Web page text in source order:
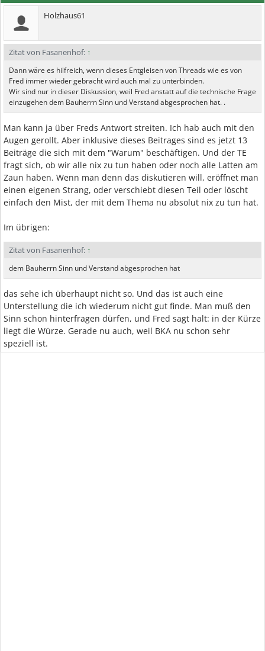
Holzhaus61
Zitat von Fasanenhof: ↑
Dann wäre es hilfreich, wenn dieses Entgleisen von Threads wie es von
Fred immer wieder gebracht wird auch mal zu unterbinden.
Wir sind nur in dieser Diskussion, weil Fred anstatt auf die technische Frage
einzugehen dem Bauherrn Sinn und Verstand abgesprochen hat. .
Man kann ja über Freds Antwort streiten. Ich hab auch mit den
Augen gerollt. Aber inklusive dieses Beitrages sind es jetzt 13
Beiträge die sich mit dem "Warum" beschäftigen. Und der TE
fragt sich, ob wir alle nix zu tun haben oder noch alle Latten am
Zaun haben. Wenn man denn das diskutieren will, eröffnet man
einen eigenen Strang, oder verschiebt diesen Teil oder löscht
einfach den Mist, der mit dem Thema nu absolut nix zu tun hat.
Im übrigen:
Zitat von Fasanenhof: ↑
dem Bauherrn Sinn und Verstand abgesprochen hat
das sehe ich überhaupt nicht so. Und das ist auch eine
Unterstellung die ich wiederum nicht gut finde. Man muß den
Sinn schon hinterfragen dürfen, und Fred sagt halt: in der Kürze
liegt die Würze. Gerade nu auch, weil BKA nu schon sehr
speziell ist.